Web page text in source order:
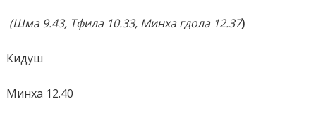
(Шмa 9.43, Тфила 10.33, Минха гдола 12.37)
Кидуш
Минха 12.40